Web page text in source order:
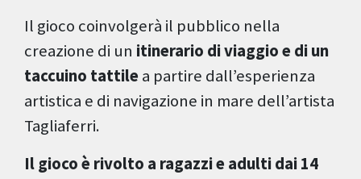
Il gioco coinvolgerà il pubblico nella
creazione di un itinerario di viaggio e di un
taccuino tattile a partire dall’esperienza
artistica e di navigazione in mare dell’artista
Tagliaferri.
Il gioco è rivolto a ragazzi e adulti dai 14